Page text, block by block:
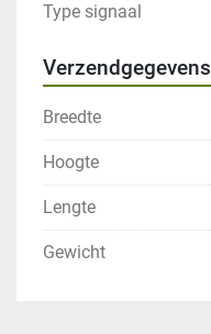
Type signaal
Verzendgegevens
Breedte
Hoogte
Lengte
Gewicht